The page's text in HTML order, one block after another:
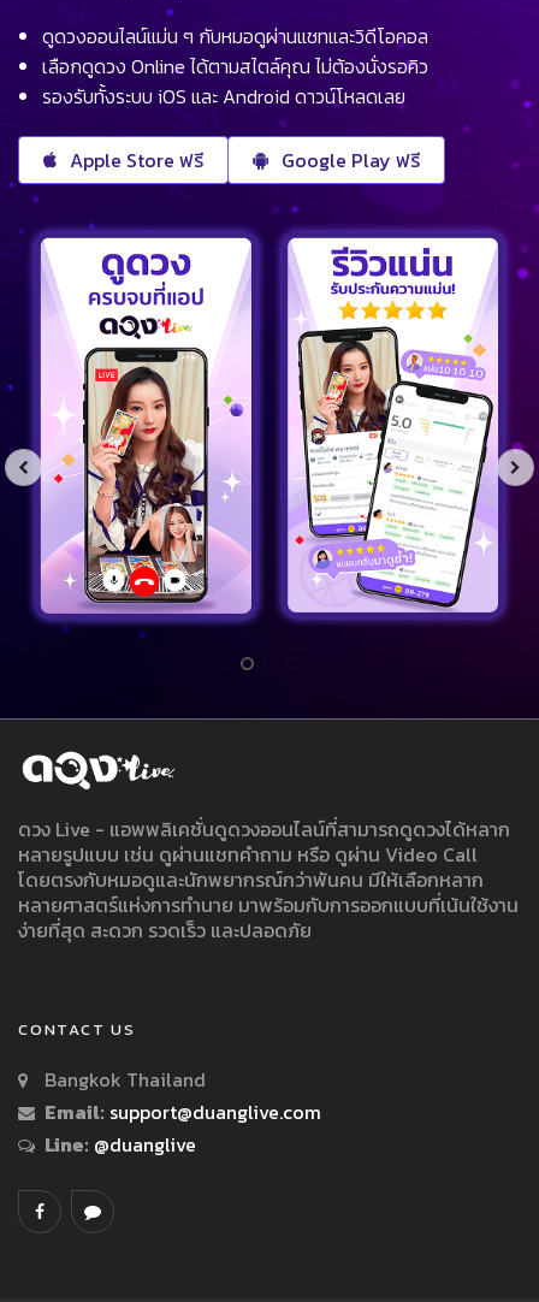
ดูดวงออนไลน์แม่น ๆ กับหมอดูผ่านแชทและวิดีโอคอล
เลือกดูดวง Online ได้ตามสไตล์คุณ ไม่ต้องนั่งรอคิว
รองรับทั้งระบบ iOS และ Android ดาวน์โหลดเลย
Apple Store ฟรี Google Play ฟรี
ดวง Live - แอพพลิเคชั่นดูดวงออนไลน์ที่สามารถดูดวงได้หลาก
หลายรูปแบบ เช่น ดูผ่านแชทคำถาม หรือ ดูผ่าน Video Call
โดยตรงกับหมอดูและนักพยากรณ์กว่าพันคน มีให้เลือกหลาก
หลายศาสตร์แห่งการทำนาย มาพร้อมกับการออกแบบที่เน้นใช้งาน
ง่ายที่สุด สะดวก รวดเร็ว และปลอดภัย
CONTACT US
Bangkok Thailand
Email: support@duanglive.com
Line: @duanglive